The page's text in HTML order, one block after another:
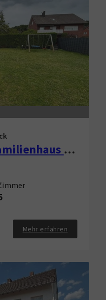
Gepflegtes Einfamilienhaus in Rheda-Wiedenbrück zu verkaufen!
Mehr erfahren